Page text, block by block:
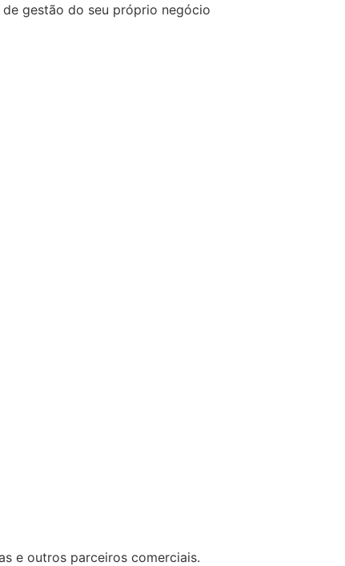
gestão do seu próprio negócio
e outros parceiros comerciais.